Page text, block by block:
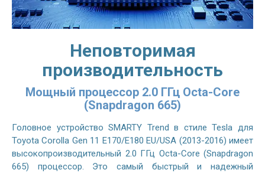
Неповторимая
производительность
Мощный процессор 2.0 ГГц Octa-Core
(Snapdragon 665)
Головное устройство SMARTY Trend в стиле Tesla для
Toyota Corolla Gen 11 E170/E180 EU/USA (2013-2016) имеет
высокопроизводительный 2.0 ГГц Octa-Core (Snapdragon
665) процессор. Это самый быстрый и надежный